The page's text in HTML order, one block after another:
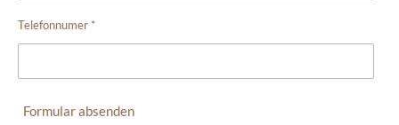
Telefonnumer *
Formular absenden